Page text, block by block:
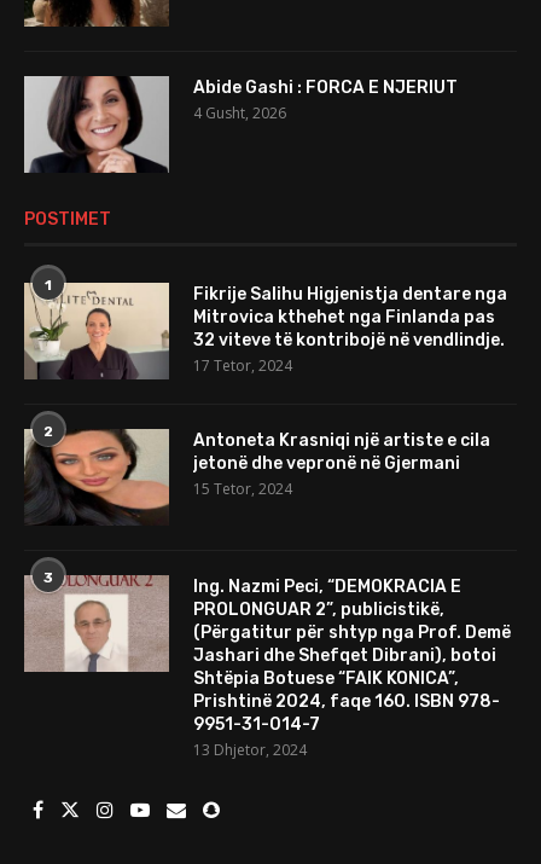
Abide Gashi : FORCA E NJERIUT
4 Gusht, 2026
POSTIMET
1
Fikrije Salihu Higjenistja dentare nga
Mitrovica kthehet nga Finlanda pas
32 viteve të kontribojë në vendlindje.
17 Tetor, 2024
2
Antoneta Krasniqi një artiste e cila
jetonë dhe vepronë në Gjermani
15 Tetor, 2024
3
Ing. Nazmi Peci, “DEMOKRACIA E
PROLONGUAR 2”, publicistikë,
(Përgatitur për shtyp nga Prof. Demë
Jashari dhe Shefqet Dibrani), botoi
Shtëpia Botuese “FAIK KONICA”,
Prishtinë 2024, faqe 160. ISBN 978-
9951-31-014-7
13 Dhjetor, 2024